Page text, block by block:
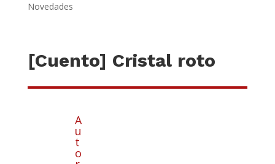
Novedades
[Cuento] Cristal roto
A
u
t
o